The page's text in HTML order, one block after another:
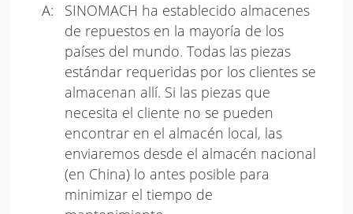
SINOMACH ha establecido almacenes
de repuestos en la mayoría de los
países del mundo. Todas las piezas
estándar requeridas por los clientes se
almacenan allí. Si las piezas que
necesita el cliente no se pueden
encontrar en el almacén local, las
enviaremos desde el almacén nacional
(en China) lo antes posible para
minimizar el tiempo de